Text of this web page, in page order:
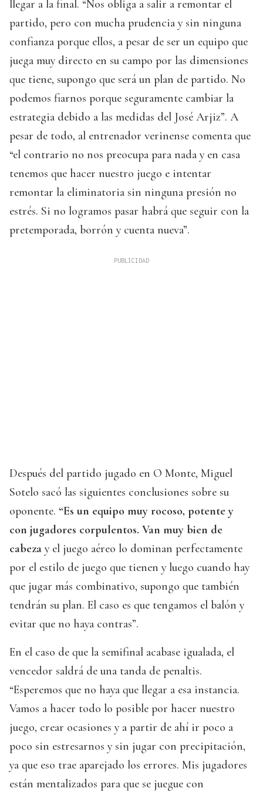
llegar a la final. “Nos obliga a salir a remontar el
partido, pero con mucha prudencia y sin ninguna
confianza porque ellos, a pesar de ser un equipo que
juega muy directo en su campo por las dimensiones
que tiene, supongo que será un plan de partido. No
podemos fiarnos porque seguramente cambiar la
estrategia debido a las medidas del José Arjiz”. A
pesar de todo, al entrenador verinense comenta que
“el contrario no nos preocupa para nada y en casa
tenemos que hacer nuestro juego e intentar
remontar la eliminatoria sin ninguna presión no
estrés. Si no logramos pasar habrá que seguir con la
pretemporada, borrón y cuenta nueva”.
Después del partido jugado en O Monte, Miguel
Sotelo sacó las siguientes conclusiones sobre su
oponente. “Es un equipo muy rocoso, potente y
con jugadores corpulentos. Van muy bien de
cabeza y el juego aéreo lo dominan perfectamente
por el estilo de juego que tienen y luego cuando hay
que jugar más combinativo, supongo que también
tendrán su plan. El caso es que tengamos el balón y
evitar que no haya contras”.
En el caso de que la semifinal acabase igualada, el
vencedor saldrá de una tanda de penaltis.
“Esperemos que no haya que llegar a esa instancia.
Vamos a hacer todo lo posible por hacer nuestro
juego, crear ocasiones y a partir de ahí ir poco a
poco sin estresarnos y sin jugar con precipitación,
ya que eso trae aparejado los errores. Mis jugadores
están mentalizados para que se juegue con